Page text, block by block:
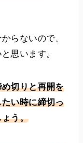
らないので、
思います。
切りと再開を
い時に締切っ
う。